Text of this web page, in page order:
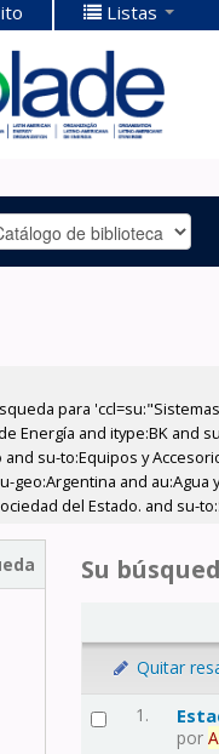
Listas
para
Energía and itype:BK and
su-to:Equipos y
geo:Argentina and au:Agua
del Estado. and su-
Su
Quitar
1.
por